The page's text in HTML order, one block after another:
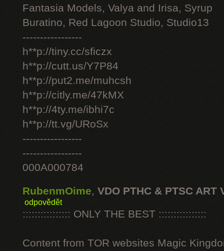
Fantasia Models, Valya and Irisa, Syrup
Buratino, Red Lagoon Studio, Studio13
-----------------
h**p://tiny.cc/sficzx
h**p://cutt.us/Y7P84
h**p://put2.me/muhcsh
h**p://citly.me/47kMX
h**p://4ty.me/ibhi7c
h**p://tt.vg/URoSx
-----------------
-----------------
000A000784
RubenmOime, VDO PTHC & PTSC ART
odpovědět
:::::::::::::::: ONLY THE BEST ::::::::::::::::
Content from TOR websites Magic